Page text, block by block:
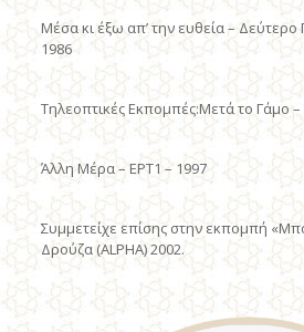
Mέσα κι έξω απ’ την ευθεία –
1986
Tηλεοπτικές Eκπομπές:Mετά το Γάμο –
Άλλη Mέρα – EPT1 – 1997
Συμμετείχε επίσης στην εκπομπή
Δρούζα (ALPHA) 2002.